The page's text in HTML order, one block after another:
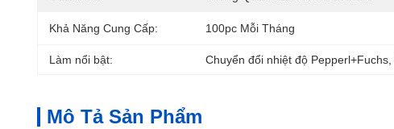
Khả Năng Cung Cấp: 100pc Mỗi Tháng
Làm nổi bật: Chuyển đổi nhiệt độ Pepperl+Fuchs
Mô Tả Sản Phẩm